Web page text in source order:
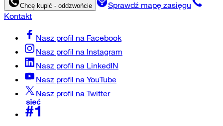
Chcę kupić - oddzwońcie
Sprawdź mapę zasięgu
Kontakt
Nasz profil na Facebook
Nasz profil na Instagram
Nasz profil na LinkedIN
Nasz profil na YouTube
Nasz profil na Twitter